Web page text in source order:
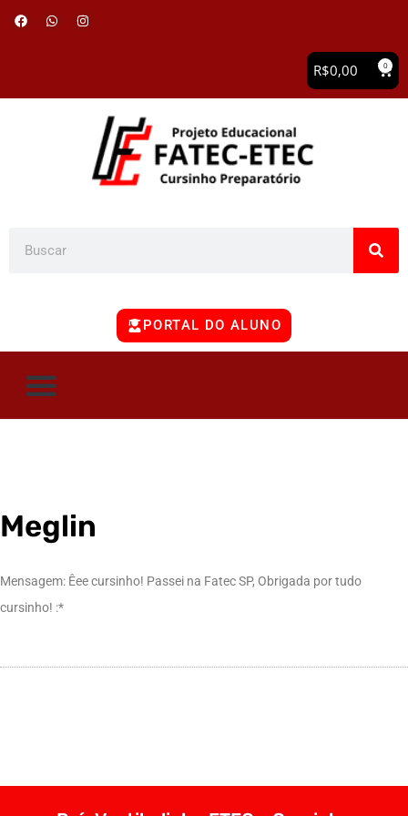
R$0,00 0
PORTAL DO ALUNO
Meglin
Mensagem: Êee cursinho! Passei na Fatec SP, Obrigada por tudo
cursinho! :*